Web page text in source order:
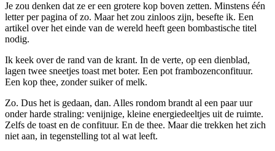
Je zou denken dat ze er een grotere kop boven zetten. Minstens één
letter per pagina of zo. Maar het zou zinloos zijn, besefte ik. Een
artikel over het einde van de wereld heeft geen bombastische titel
nodig.
Ik keek over de rand van de krant. In de verte, op een dienblad,
lagen twee sneetjes toast met boter. Een pot frambozenconfituur.
Een kop thee, zonder suiker of melk.
Zo. Dus het is gedaan, dan. Alles rondom brandt al een paar uur
onder harde straling: venijnige, kleine energiedeeltjes uit de ruimte.
Zelfs de toast en de confituur. En de thee. Maar die trekken het zich
niet aan, in tegenstelling tot al wat leeft.